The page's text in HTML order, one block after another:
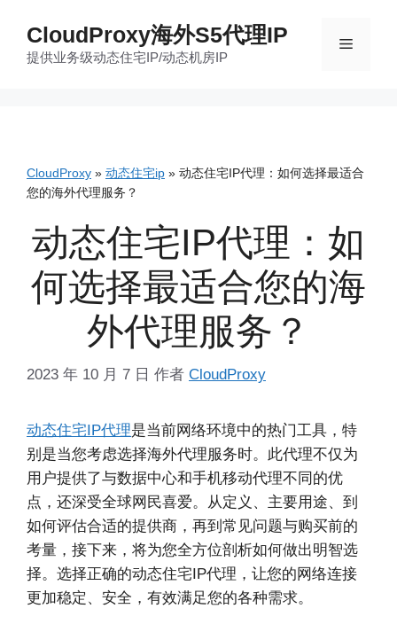
CloudProxy海外S5代理IP
提供业务级动态住宅IP/动态机房IP
菜
CloudProxy » 动态住宅ip » 动态住宅IP代理：如何选择最适合
您的海外代理服务？
动态住宅IP代理：如
何选择最适合您的海
外代理服务？
2023 年 10 月 7 日 作者 CloudProxy
动态住宅IP代理是当前网络环境中的热门工具，特
别是当您考虑选择海外代理服务时。此代理不仅为
用户提供了与数据中心和手机移动代理不同的优
点，还深受全球网民喜爱。从定义、主要用途、到
如何评估合适的提供商，再到常见问题与购买前的
考量，接下来，将为您全方位剖析如何做出明智选
择。选择正确的动态住宅IP代理，让您的网络连接
更加稳定、安全，有效满足您的各种需求。